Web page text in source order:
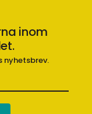
inom
nyhetsbrev.